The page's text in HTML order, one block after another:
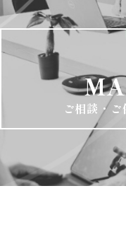
ご相談・